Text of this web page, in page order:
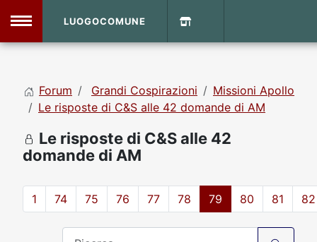
Home
DVD Shop
Sito
LUOGOCOMUNE
Forum Grandi Cospirazioni
Missioni Apollo
Le risposte di C&S alle 42 domande di AM
Le risposte di C&S alle 42
domande di AM
1 74 75 76 77 78 79 80 81 82